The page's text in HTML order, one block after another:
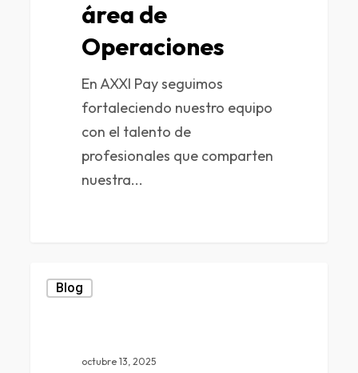
área de
Operaciones
En AXXI Pay seguimos
fortaleciendo nuestro equipo
con el talento de
profesionales que comparten
nuestra...
Blog
octubre 13, 2025